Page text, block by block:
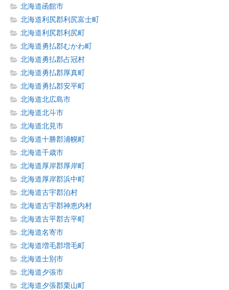
北海道函館市
北海道利尻郡利尻富士町
北海道利尻郡利尻町
北海道勇払郡むかわ町
北海道勇払郡占冠村
北海道勇払郡厚真町
北海道勇払郡安平町
北海道北広島市
北海道北斗市
北海道北見市
北海道十勝郡浦幌町
北海道千歳市
北海道厚岸郡厚岸町
北海道厚岸郡浜中町
北海道古宇郡泊村
北海道古宇郡神恵内村
北海道古平郡古平町
北海道名寄市
北海道増毛郡増毛町
北海道士別市
北海道夕張市
北海道夕張郡栗山町